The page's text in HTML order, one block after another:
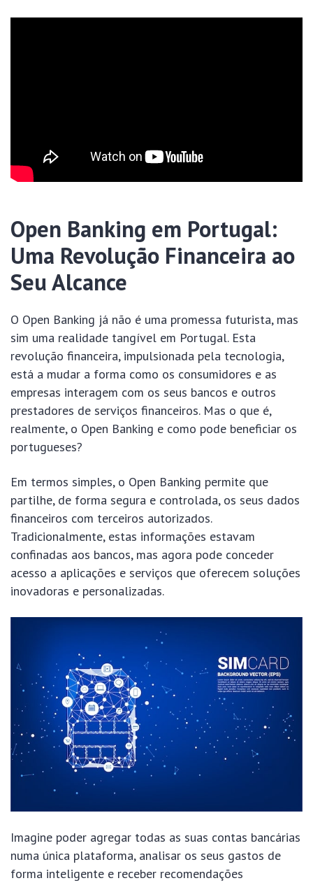
Open Banking em Portugal:
Uma Revolução Financeira ao
Seu Alcance
O Open Banking já não é uma promessa futurista, mas
sim uma realidade tangível em Portugal. Esta
revolução financeira, impulsionada pela tecnologia,
está a mudar a forma como os consumidores e as
empresas interagem com os seus bancos e outros
prestadores de serviços financeiros. Mas o que é,
realmente, o Open Banking e como pode beneficiar os
portugueses?
Em termos simples, o Open Banking permite que
partilhe, de forma segura e controlada, os seus dados
financeiros com terceiros autorizados.
Tradicionalmente, estas informações estavam
confinadas aos bancos, mas agora pode conceder
acesso a aplicações e serviços que oferecem soluções
inovadoras e personalizadas.
Imagine poder agregar todas as suas contas bancárias
numa única plataforma, analisar os seus gastos de
forma inteligente e receber recomendações